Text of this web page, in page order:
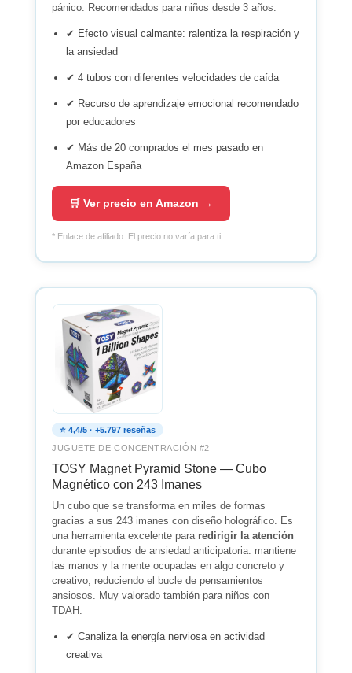
pánico. Recomendados para niños desde 3 años.
✔ Efecto visual calmante: ralentiza la respiración y
la ansiedad
✔ 4 tubos con diferentes velocidades de caída
✔ Recurso de aprendizaje emocional recomendado
por educadores
✔ Más de 20 comprados el mes pasado en
Amazon España
🛒 Ver precio en Amazon →
* Enlace de afiliado. El precio no varía para ti.
⭐ 4,4/5 · +5.797 reseñas
JUGUETE DE CONCENTRACIÓN #2
TOSY Magnet Pyramid Stone — Cubo
Magnético con 243 Imanes
Un cubo que se transforma en miles de formas
gracias a sus 243 imanes con diseño holográfico. Es
una herramienta excelente para redirigir la atención
durante episodios de ansiedad anticipatoria: mantiene
las manos y la mente ocupadas en algo concreto y
creativo, reduciendo el bucle de pensamientos
ansiosos. Muy valorado también para niños con
TDAH.
✔ Canaliza la energía nerviosa en actividad
creativa